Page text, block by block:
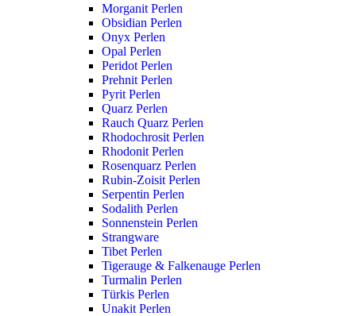
Morganit Perlen
Obsidian Perlen
Onyx Perlen
Opal Perlen
Peridot Perlen
Prehnit Perlen
Pyrit Perlen
Quarz Perlen
Rauch Quarz Perlen
Rhodochrosit Perlen
Rhodonit Perlen
Rosenquarz Perlen
Rubin-Zoisit Perlen
Serpentin Perlen
Sodalith Perlen
Sonnenstein Perlen
Strangware
Tibet Perlen
Tigerauge & Falkenauge Perlen
Turmalin Perlen
Türkis Perlen
Unakit Perlen